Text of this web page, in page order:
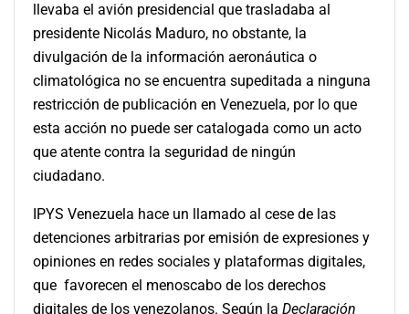
llevaba el avión presidencial que trasladaba al
presidente Nicolás Maduro, no obstante, la
divulgación de la información aeronáutica o
climatológica no se encuentra supeditada a ninguna
restricción de publicación en Venezuela, por lo que
esta acción no puede ser catalogada como un acto
que atente contra la seguridad de ningún
ciudadano.
IPYS Venezuela hace un llamado al cese de las
detenciones arbitrarias por emisión de expresiones y
opiniones en redes sociales y plataformas digitales,
que favorecen el menoscabo de los derechos
digitales de los venezolanos. Según la Declaración